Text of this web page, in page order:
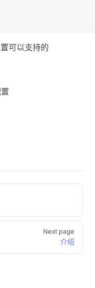
可以支持的
Next page
介绍